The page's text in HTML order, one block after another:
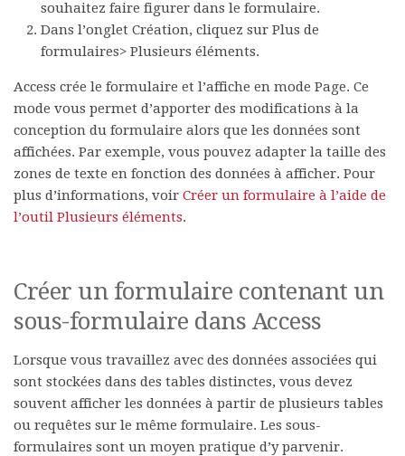
souhaitez faire figurer dans le formulaire.
Dans l’onglet Création, cliquez sur Plus de
formulaires> Plusieurs éléments.
Access crée le formulaire et l’affiche en mode Page. Ce
mode vous permet d’apporter des modifications à la
conception du formulaire alors que les données sont
affichées. Par exemple, vous pouvez adapter la taille des
zones de texte en fonction des données à afficher. Pour
plus d’informations, voir Créer un formulaire à l’aide de
l’outil Plusieurs éléments.
Créer un formulaire contenant un
sous-formulaire dans Access
Lorsque vous travaillez avec des données associées qui
sont stockées dans des tables distinctes, vous devez
souvent afficher les données à partir de plusieurs tables
ou requêtes sur le même formulaire. Les sous-
formulaires sont un moyen pratique d’y parvenir.